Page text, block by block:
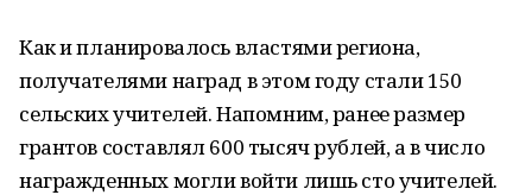
Как и планировалось властями региона,
получателями наград в этом году стали 150
сельских учителей. Напомним, ранее размер
грантов составлял 600 тысяч рублей, а в число
награжденных могли войти лишь сто учителей.